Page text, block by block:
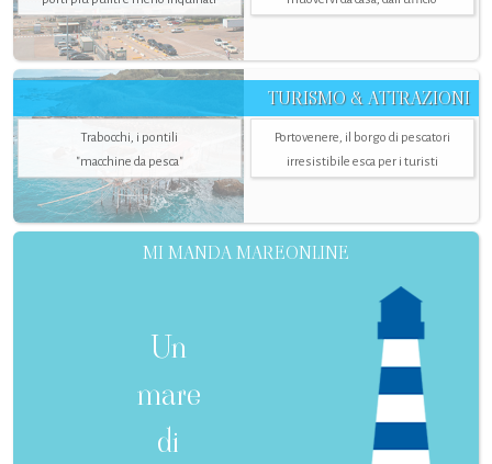
TURISMO & ATTRAZIONI
Trabocchi, i pontili
"macchine da pesca"
Portovenere, il borgo di pescatori
irresistibile esca per i turisti
MI MANDA MAREONLINE
Un
mare
di